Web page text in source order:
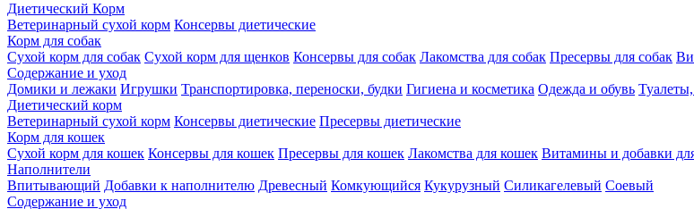
Диетический Корм
Ветеринарный сухой корм Консервы диетические
Корм для собак
Сухой корм для собак Сухой корм для щенков Консервы для собак Лакомства для собак Пресервы для собак
Содержание и уход
Домики и лежаки Игрушки Транспортировка, переноски, будки Гигиена и косметика Одежда и обувь
Диетический корм
Ветеринарный сухой корм Консервы диетические Пресервы диетические
Корм для кошек
Сухой корм для кошек Консервы для кошек Пресервы для кошек Лакомства для кошек Витамины и добавки
Наполнители
Впитывающий Добавки к наполнителю Древесный Комкующийся Кукурузный Силикагелевый Соевый
Содержание и уход